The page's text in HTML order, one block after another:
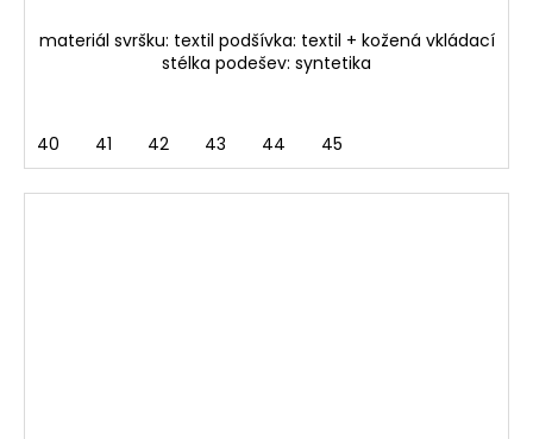
materiál svršku: textil podšívka: textil + kožená vkládací
stélka podešev: syntetika
40 41 42 43 44 45